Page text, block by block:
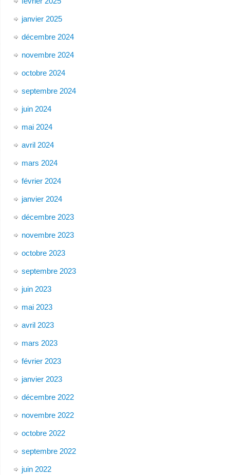
janvier 2025
décembre 2024
novembre 2024
octobre 2024
septembre 2024
juin 2024
mai 2024
avril 2024
mars 2024
février 2024
janvier 2024
décembre 2023
novembre 2023
octobre 2023
septembre 2023
juin 2023
mai 2023
avril 2023
mars 2023
février 2023
janvier 2023
décembre 2022
novembre 2022
octobre 2022
septembre 2022
juin 2022